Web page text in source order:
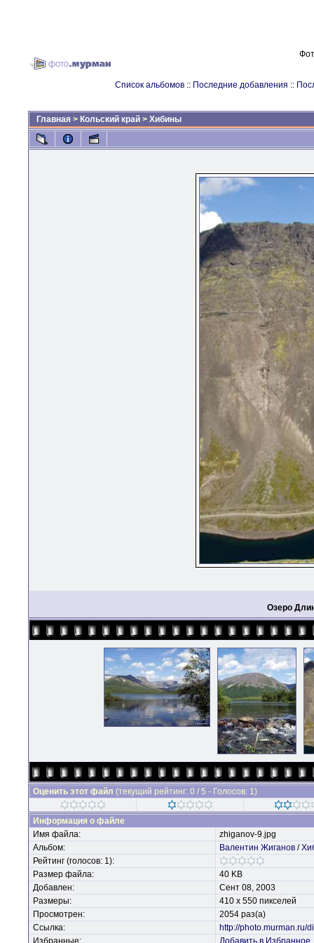
Список альбомов :: Последние добавления ::
Главная > Кольский край > Хибины
Озеро
Оценить этот файл (текущий рейтинг: 0 / 5 - Голосов: 1)
Информация о файле
Имя файла:
zhiganov-9.jpg
Альбом:
Валентин Жиганов /
Рейтинг (голосов: 1):
Размер файла:
40 KB
Добавлен:
Сент 08, 2003
Размеры:
410 x 550 пикселей
Просмотрен:
2054 раз(а)
Ссылка:
http://photo.murman.ru/
Избранные:
Добавить в Избранное